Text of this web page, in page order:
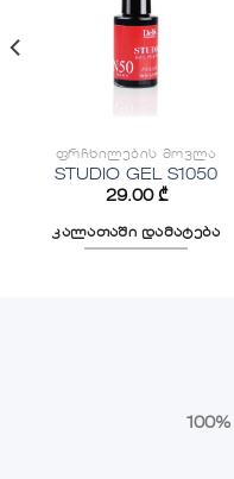
ᲤᲠᲩᲮᲘᲚᲔᲑᲘᲡ ᲛᲝᲕᲚᲐ
STUDIO GEL S1050
29.00 ₾
კალათაში დამატება